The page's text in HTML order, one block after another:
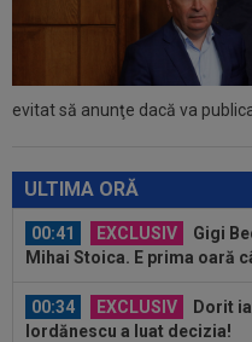
evitat să anunţe dacă va
ULTIMA ORĂ
EXCLUSIV
Folha,
dezastrul cu Tromso! ”Îi
23:52 EXCLUSIV
Gigi
pe 3.000.000 €”
gata să renunțe la CFR și să
00:41 EXCLUSIV
Gigi
Mihai Stoica. E prima oară
00:34 EXCLUSIV
Dorit
Iordănescu a luat decizia!